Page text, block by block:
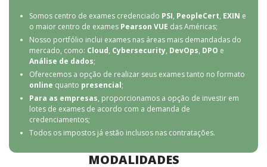
Somos centro de exames credenciado PSI, PeopleCert, EXIN e
o maior centro de exames Pearson VUE das Américas;
Nosso portfólio inclui exames nas áreas mais demandadas do
mercado, como: Cloud, Cybersecurity, DevOps, DPO e
Análise de dados;
Oferecemos a opção de realizar seus exames tanto no formato
online quanto presencial;
Para as empresas, proporcionamos a opção de investir em
lotes de exames de acordo com a demanda de
credenciamentos;
Todos os impostos já estão inclusos nas contratações.
MODALIDADES